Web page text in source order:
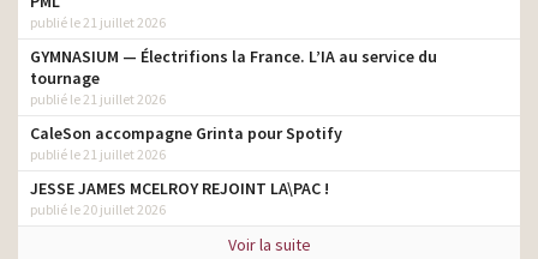
publié le 21 juillet 2026
GYMNASIUM — Électrifions la France. L’IA au service du
tournage
publié le 21 juillet 2026
CaleSon accompagne Grinta pour Spotify
publié le 21 juillet 2026
JESSE JAMES MCELROY REJOINT LA\PAC !
publié le 20 juillet 2026
Voir la suite